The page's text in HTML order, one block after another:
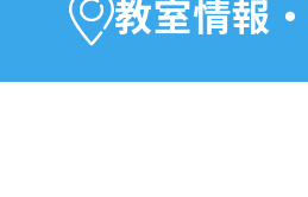
学び直しには基礎講座
教室情報